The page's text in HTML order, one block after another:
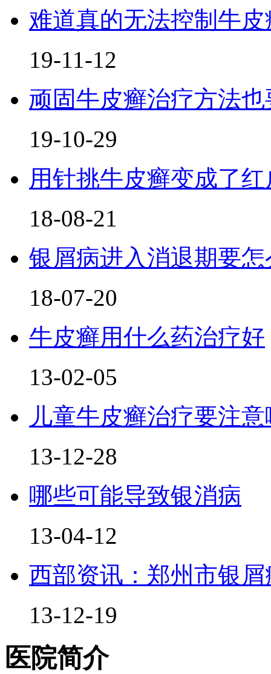
难道真的无法控制牛
19-11-12
顽固牛皮癣治疗方法也
19-10-29
用针挑牛皮癣变成了
18-08-21
银屑病进入消退期要怎
18-07-20
牛皮癣用什么药治疗好
13-02-05
儿童牛皮癣治疗要注
13-12-28
哪些可能导致银消病
13-04-12
西部资讯：郑州市银
13-12-19
医院简介